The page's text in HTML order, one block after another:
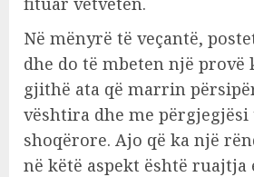
Në mënyrë të veçantë,
dhe do të mbeten një
gjithë ata që marrin
vështira dhe me përgjegjësi
shoqërore. Ajo që ka një
në këtë aspekt është ruajtja